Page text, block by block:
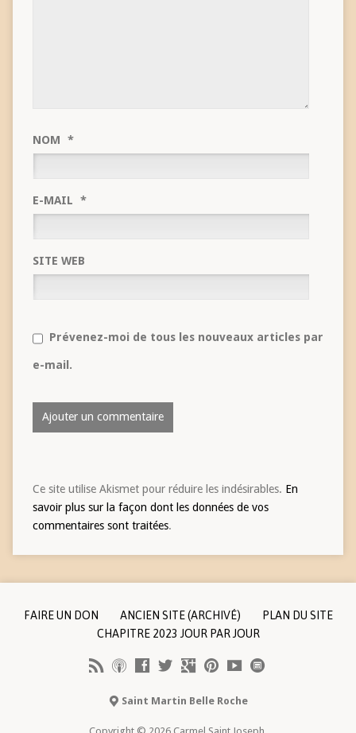
NOM *
E-MAIL *
SITE WEB
Prévenez-moi de tous les nouveaux articles par
e-mail.
Ce site utilise Akismet pour réduire les indésirables. En
savoir plus sur la façon dont les données de vos
commentaires sont traitées.
FAIRE UN DON ANCIEN SITE (ARCHIVÉ)
PLAN DU SITE
CHAPITRE 2023 JOUR PAR JOUR
Saint Martin Belle Roche